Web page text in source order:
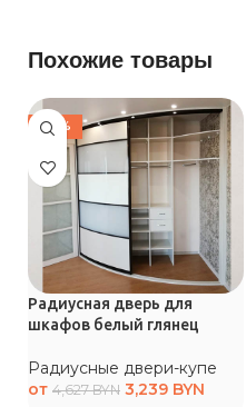
Похожие товары
-30%
Радиусная дверь для
шкафов белый глянец
Радиусные двери-купе
от 4,627BYN 3,239 BYN